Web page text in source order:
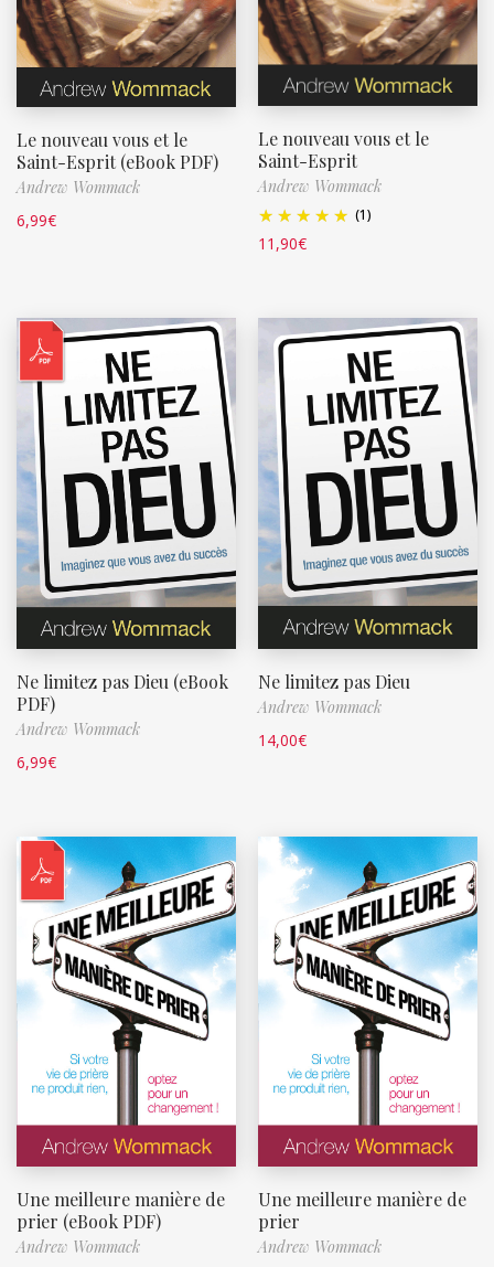
Le nouveau vous et le
Saint-Esprit (eBook PDF)
Andrew Wommack
6,99€
Le nouveau vous et le
Saint-Esprit
Andrew Wommack
(1)
11,90€
Ne limitez pas Dieu (eBook
PDF)
Andrew Wommack
6,99€
Ne limitez pas Dieu
Andrew Wommack
14,00€
Une meilleure manière de
prier (eBook PDF)
Andrew Wommack
Une meilleure manière de
prier
Andrew Wommack